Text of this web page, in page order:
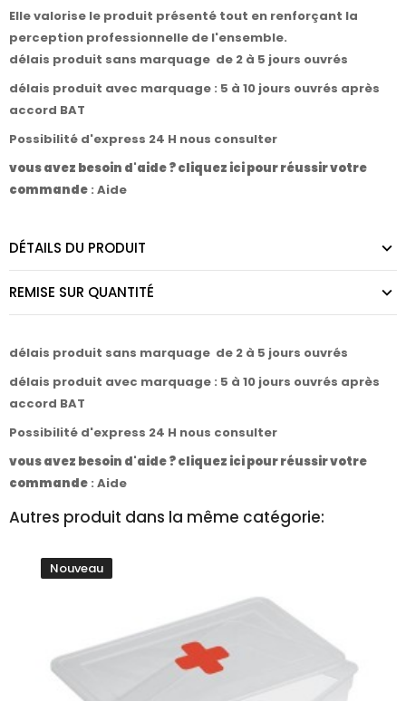
Elle valorise le produit présenté tout en renforçant la
perception professionnelle de l'ensemble.
délais produit sans marquage de 2 à 5 jours ouvrés
délais produit avec marquage : 5 à 10 jours ouvrés après
accord BAT
Possibilité d'express 24 H nous consulter
vous avez besoin d'aide ? cliquez ici pour réussir votre
commande : Aide
DÉTAILS DU PRODUIT
REMISE SUR QUANTITÉ
délais produit sans marquage de 2 à 5 jours ouvrés
délais produit avec marquage : 5 à 10 jours ouvrés après
accord BAT
Possibilité d'express 24 H nous consulter
vous avez besoin d'aide ? cliquez ici pour réussir votre
commande : Aide
Autres produit dans la même catégorie:
Nouveau